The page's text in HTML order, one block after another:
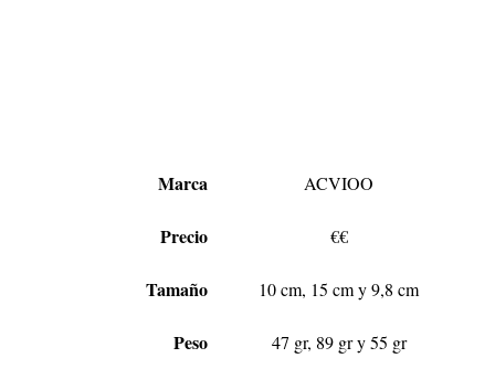
Marca ACVIOO
Precio €€
Tamaño 10 cm, 15 cm y 9,8 cm
Peso 47 gr, 89 gr y 55 gr